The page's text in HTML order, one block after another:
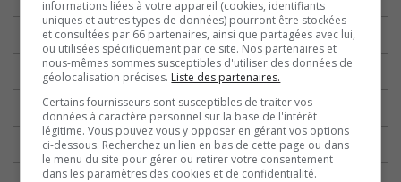
informations liées à votre appareil (cookies, identifiants
uniques et autres types de données) pourront être stockées
et consultées par 66 partenaires, ainsi que partagées avec lui,
ou utilisées spécifiquement par ce site. Nos partenaires et
nous-mêmes sommes susceptibles d'utiliser des données de
géolocalisation précises. Liste des partenaires.
Certains fournisseurs sont susceptibles de traiter vos
données à caractère personnel sur la base de l'intérêt
légitime. Vous pouvez vous y opposer en gérant vos options
ci-dessous. Recherchez un lien en bas de cette page ou dans
le menu du site pour gérer ou retirer votre consentement
dans les paramètres des cookies et de confidentialité.